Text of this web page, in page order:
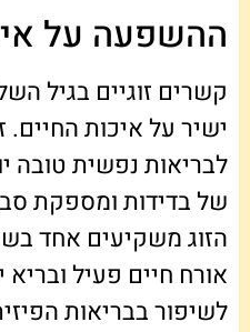
ההשפעה על
קשרים זוגיים בגיל
ישיר על איכות החיים.
לבריאות נפשית טובה
של בדידות ומספקת
הזוג משקיעים אחד
אורח חיים פעיל ובריא
לשיפור בבריאות